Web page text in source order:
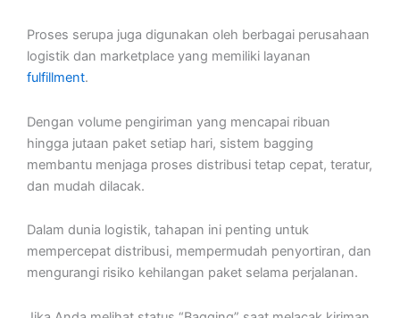
Proses serupa juga digunakan oleh berbagai perusahaan
logistik dan marketplace yang memiliki layanan
fulfillment.
Dengan volume pengiriman yang mencapai ribuan
hingga jutaan paket setiap hari, sistem bagging
membantu menjaga proses distribusi tetap cepat, teratur,
dan mudah dilacak.
Dalam dunia logistik, tahapan ini penting untuk
mempercepat distribusi, mempermudah penyortiran, dan
mengurangi risiko kehilangan paket selama perjalanan.